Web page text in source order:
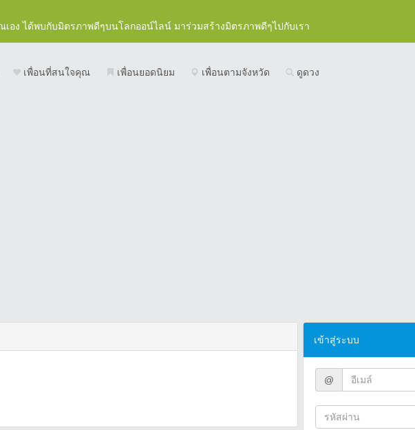
เอง ได้พบกับมิตรภาพดีๆบนโลกออน์ไลน์ มาร่วมสร้างมิตรภาพดีๆไปกับเรา
เพื่อนที่สนใจคุณ เพื่อนยอดนิยม เพื่อนตามจังหวัด ดูดวง
เข้าสู่ระบบ
@